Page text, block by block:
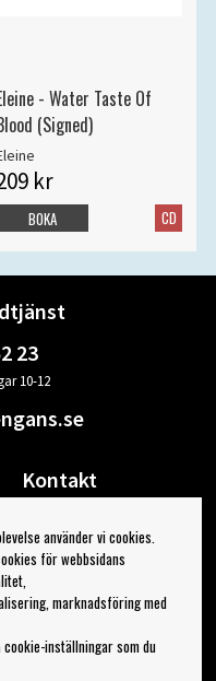
- Water Taste Of
(Signed)
kr
CD
BOKA
23
10-12
Kontakt
Din sida
Logga ut
Bengans
använder vi cookies.
för webbsidans
marknadsföring med
inställningar som du